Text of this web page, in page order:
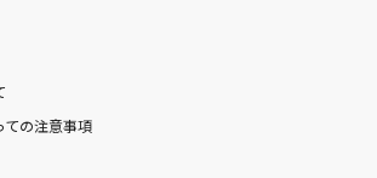
DAMに会員登録・ログインして
ての注意事項